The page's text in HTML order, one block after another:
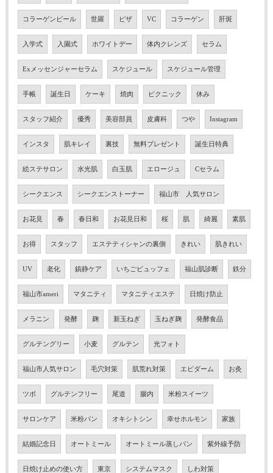
コラーゲンピール 世羅 ピザ VC コラーゲン 肝斑
入学式 入園式 ホワイトデー 体内クレンズ セラム
Exメッセンジャーセラム スケジュール スケジュール管理
手帳 誕生日 ケーキ 焼肉 ピクニック 休み
スタッフ紹介 優秀 美容部員 皮膚科 つや Instagram
インスタ 肌キレイ 裏技 無料プレゼント 誕生日特典
絵ステサロン 水光肌 白玉肌 エロージュ Cセラム
シークエンス シークエンストーナー 福山市 人気サロン
お花見 春 春日和 お花見日和 桜 肌 綺麗 素肌
お得 スタッフ エステティシャンの裏側 きれい 肌きれい
UV 老化 鎮静ケア いちごビュッフェ 福山肌診断 鉄分
福山市ameri マタニティ マタニティエステ 日焼け防止
メラニン 発酵 麹 新玉ねぎ 玉ねぎ麹 発酵食品
グルテングリー 小麦 グルテン 光フォト
福山市人気サロン 毛穴対策 肌荒れ対策 エピダーム お灸
ツボ グルテンフリー 尾道 腸内 米粉スイーツ
サロンケア 米粉パン オキシトシン 幸せホルモン 家族
結婚記念日 オートミール オートミール蒸しパン 紫外線予防
日焼け止めの使い方 東京 システムマスク しわ対策